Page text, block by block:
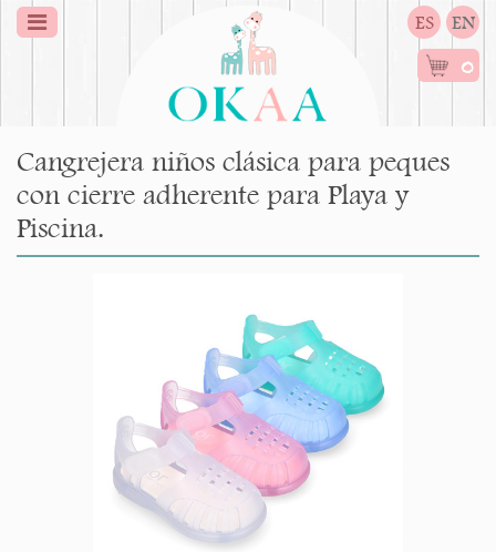
ES EN
0
Cangrejera niños clásica para peques
con cierre adherente para Playa y
Piscina.